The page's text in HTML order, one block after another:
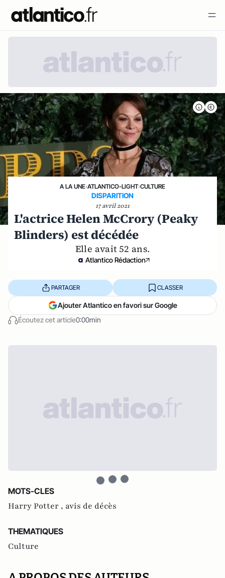
A LA UNE›ATLANTICO-LIGHT›CULTURE
DISPARITION
17 avril 2021
L'actrice Helen McCrory (Peaky
Blinders) est décédée
Elle avait 52 ans.
Atlantico Rédaction
Écoutez cet article0:00min
PARTAGER CLASSER
Ajouter Atlantico en favori sur Google
MOTS-CLES
Harry Potter , avis de décès
THEMATIQUES
Culture